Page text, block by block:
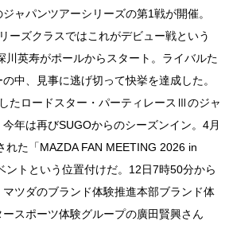
ャパンツアーシリーズの第1戦が開催。
ーズクラスではこれがデビュー戦という
川英寿がポールからスタート。ライバルた
中、見事に逃げ切って快挙を達成した。
たロードスター・パーティレースⅢのジャ
年は再びSUGOからのシーズンイン。4月
れた「MAZDA FAN MEETING 2026 in
ントという位置付けだ。12日7時50分から
ツダのブランド体験推進本部ブランド体
スポーツ体験グループの廣田賢興さん